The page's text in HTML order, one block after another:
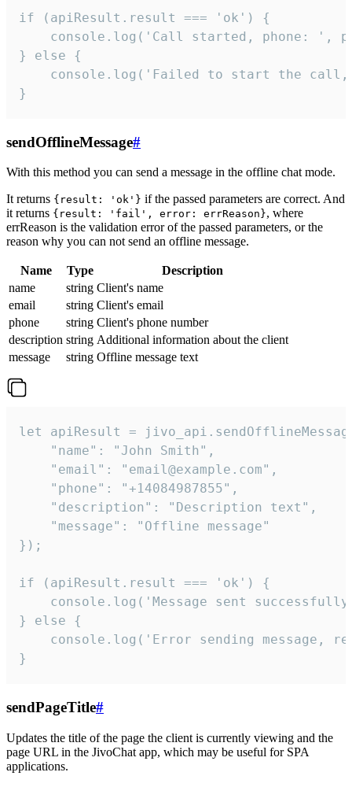
if (apiResult.result === 'ok') {
console.log('Call started, phone: ',
} else {
console.log('Failed to start the
}
sendOfflineMessage#
With this method you can send a message in the offline chat mode.
It returns {result: 'ok'} if the passed parameters are correct. And
it returns {result: 'fail', error: errReason}, where
errReason is the validation error of the passed parameters, or the
reason why you can not send an offline message.
Name Type
Description
name
string Client's name
email
string Client's email
phone
string Client's phone number
description string Additional information about the client
message
string Offline message text
let apiResult =
    "name": "John Smith",
    "email": "email@example.com",
    "phone": "+14084987855",
    "description": "Description text",
    "message": "Offline message"
});
if (apiResult.result === 'ok') {
console.log('Message sent
} else {
console.log('Error sending message,
}
sendPageTitle#
Updates the title of the page the client is currently viewing and the
page URL in the JivoChat app, which may be useful for SPA
applications.